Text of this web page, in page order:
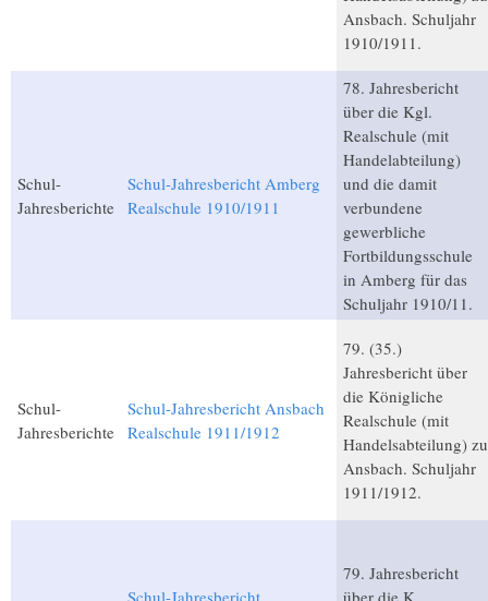
Ansbach. Schuljahr
1910/1911.
Schul-
Jahresberichte
Schul-Jahresbericht Amberg
Realschule 1910/1911
78. Jahresbericht
über die Kgl.
Realschule (mit
Handelabteilung)
und die damit
verbundene
gewerbliche
Fortbildungsschule
in Amberg für das
Schuljahr 1910/11.
Schul-
Jahresberichte
Schul-Jahresbericht Ansbach
Realschule 1911/1912
79. (35.)
Jahresbericht über
die Königliche
Realschule (mit
Handelsabteilung) zu
Ansbach. Schuljahr
1911/1912.
79. Jahresbericht